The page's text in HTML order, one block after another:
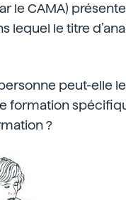
le CAMA)
lequel le titre
peut-elle
formation
?